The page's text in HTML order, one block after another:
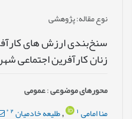
نوع مقاله: پژوهشی
سنخ‌بندی ارزش های
زنان کارآفرین اجتماعی
محورهای موضوعی:عمومى
منا امامی
,طلیعه خادمیان 2
*